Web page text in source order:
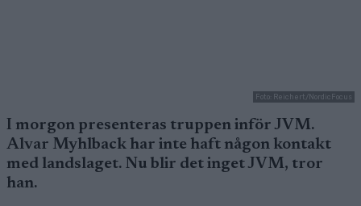
Foto: Reichert/NordicFocus
I morgon presenteras truppen inför JVM.
Alvar Myhlback har inte haft någon kontakt
med landslaget. Nu blir det inget JVM, tror
han.